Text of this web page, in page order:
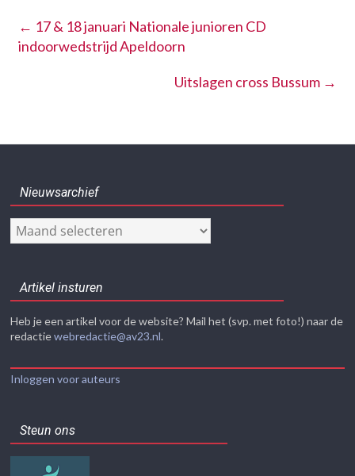
← 17 & 18 januari Nationale junioren CD
indoorwedstrijd Apeldoorn
Uitslagen cross Bussum →
Nieuwsarchief
Nieuwsarchief
Artikel insturen
Heb je een artikel voor de website? Mail het (svp. met foto!) naar de
redactiewebredactie@av23.nl.
Inloggen voor auteurs
Steun ons